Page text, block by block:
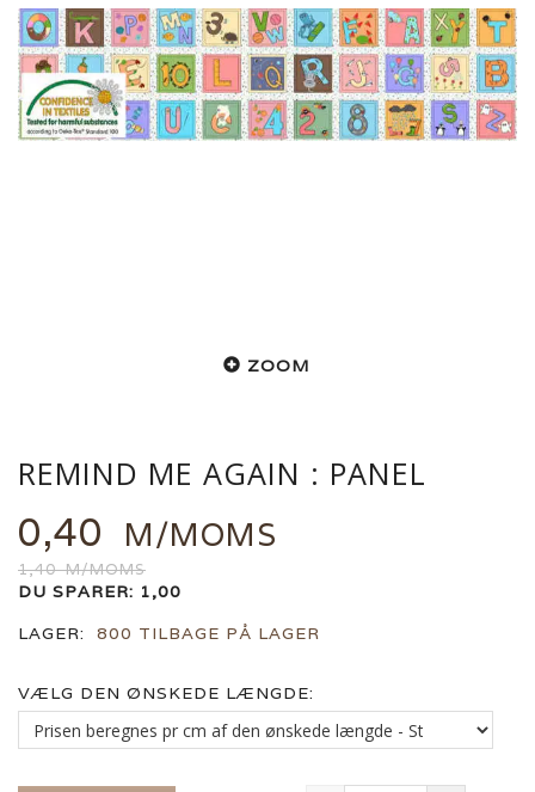
ZOOM
REMIND ME AGAIN : PANEL
0,40 M/MOMS
1,40M/MOMS
DU SPARER: 1,00
LAGER:
800 TILBAGE PÅ LAGER
VÆLG DEN ØNSKEDE LÆNGDE: